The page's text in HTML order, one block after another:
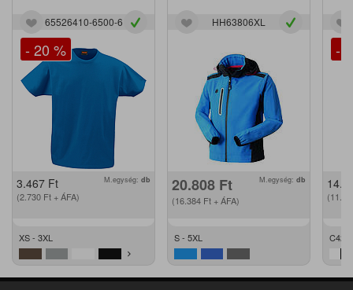
65526410-6500-6
- 20 %
3.467 Ft
(2.730 Ft + ÁFA)
M.egység: db
XS - 3XL
HH63806XL
20.808 Ft
(16.384 Ft + ÁFA)
M.egység: db
S - 5XL
-
C42 -